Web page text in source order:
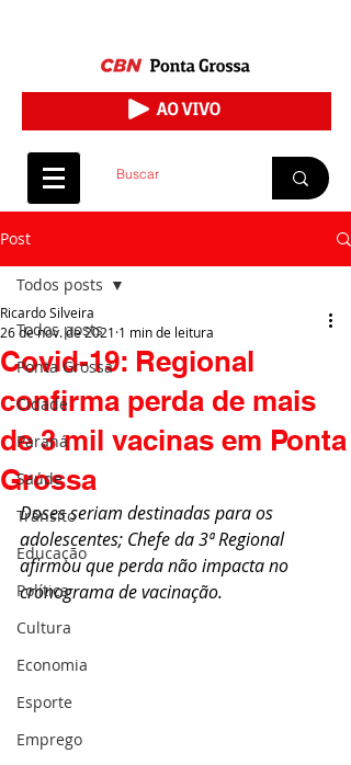
Post
Todos posts
Ponta Grossa
Cidade
Paraná
Saúde
Trânsito
Educação
Política
Cultura
Economia
Esporte
Emprego
Todos posts
Covid-19: Regional
confirma perda de mais
de 3 mil vacinas em Ponta
Grossa
Ricardo Silveira
26 de nov. de 2021 1 min de leitura
Doses seriam destinadas para os
adolescentes; Chefe da 3ª Regional
afirmou que perda não impacta no
cronograma de vacinação.